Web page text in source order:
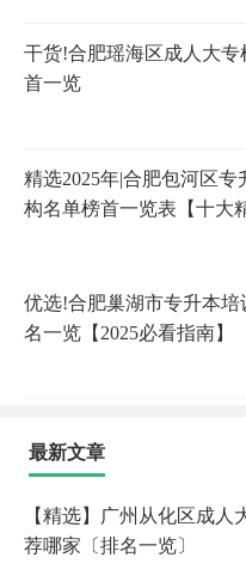
干货!合肥瑶海区成人大专
首一览
精选2025年|合肥包河区专
构名单榜首一览表【十大
优选!合肥巢湖市专升本培
名一览【2025必看指南】
最新文章
【精选】广州从化区成人
荐哪家〔排名一览〕